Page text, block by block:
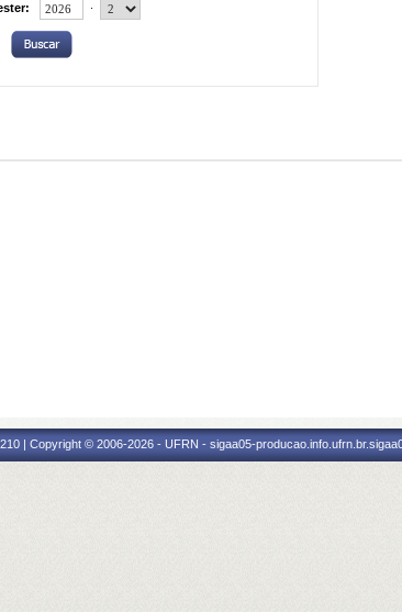
| Copyright © 2006-2026 - UFRN - sigaa05-